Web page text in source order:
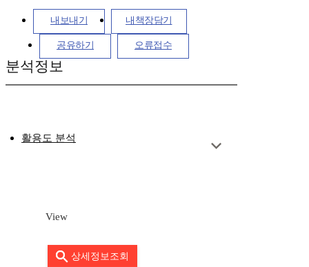
내보내기 내책장담기
공유하기 오류접수
분석정보
활용도 분석
View
상세정보조회